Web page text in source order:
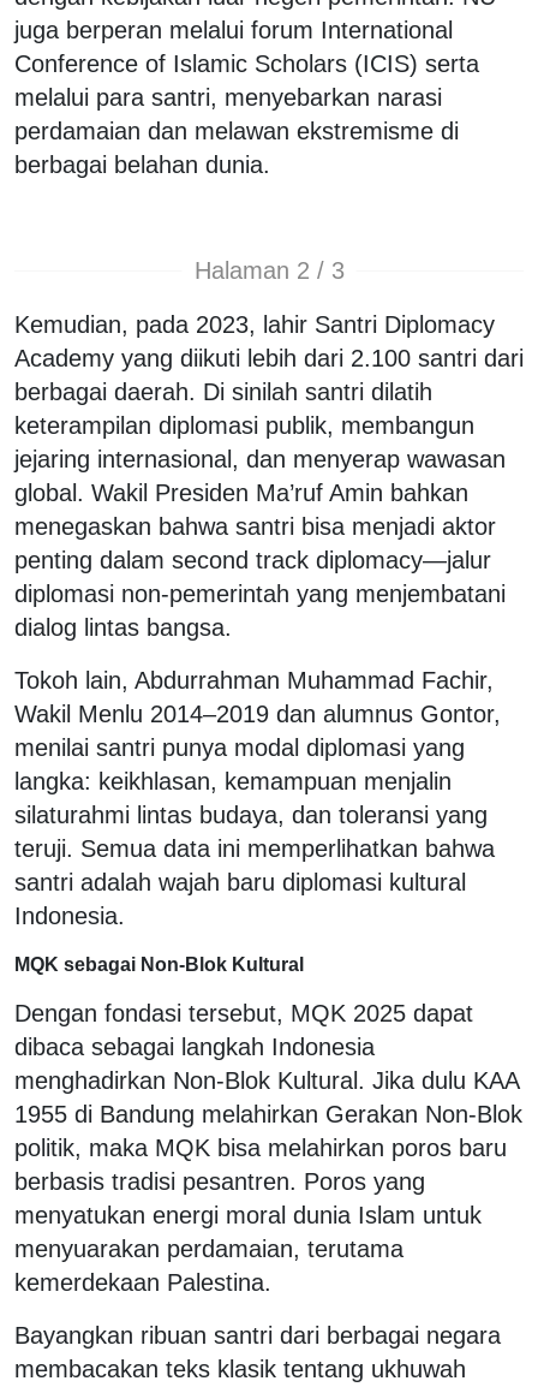
juga berperan melalui forum International
Conference of Islamic Scholars (ICIS) serta
melalui para santri, menyebarkan narasi
perdamaian dan melawan ekstremisme di
berbagai belahan dunia.
Halaman 2 / 3
Kemudian, pada 2023, lahir Santri Diplomacy
Academy yang diikuti lebih dari 2.100 santri dari
berbagai daerah. Di sinilah santri dilatih
keterampilan diplomasi publik, membangun
jejaring internasional, dan menyerap wawasan
global. Wakil Presiden Ma’ruf Amin bahkan
menegaskan bahwa santri bisa menjadi aktor
penting dalam second track diplomacy—jalur
diplomasi non-pemerintah yang menjembatani
dialog lintas bangsa.
Tokoh lain, Abdurrahman Muhammad Fachir,
Wakil Menlu 2014–2019 dan alumnus Gontor,
menilai santri punya modal diplomasi yang
langka: keikhlasan, kemampuan menjalin
silaturahmi lintas budaya, dan toleransi yang
teruji. Semua data ini memperlihatkan bahwa
santri adalah wajah baru diplomasi kultural
Indonesia.
MQK sebagai Non-Blok Kultural
Dengan fondasi tersebut, MQK 2025 dapat
dibaca sebagai langkah Indonesia
menghadirkan Non-Blok Kultural. Jika dulu KAA
1955 di Bandung melahirkan Gerakan Non-Blok
politik, maka MQK bisa melahirkan poros baru
berbasis tradisi pesantren. Poros yang
menyatukan energi moral dunia Islam untuk
menyuarakan perdamaian, terutama
kemerdekaan Palestina.
Bayangkan ribuan santri dari berbagai negara
membacakan teks klasik tentang ukhuwah